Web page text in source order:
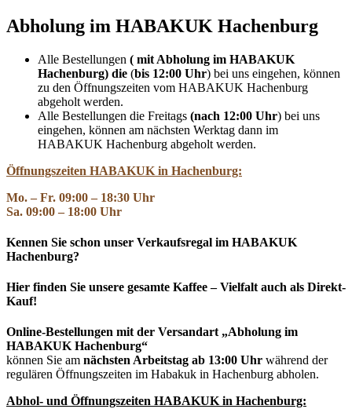
Abholung im HABAKUK Hachenburg
Alle Bestellungen ( mit Abholung im HABAKUK
Hachenburg) die (bis 12:00 Uhr) bei uns eingehen, können
zu den Öffnungszeiten vom HABAKUK Hachenburg
abgeholt werden.
Alle Bestellungen die Freitags (nach 12:00 Uhr) bei uns
eingehen, können am nächsten Werktag dann im
HABAKUK Hachenburg abgeholt werden.
Öffnungszeiten HABAKUK in Hachenburg:
Mo. – Fr. 09:00 – 18:30 Uhr
Sa. 09:00 – 18:00 Uhr
Kennen Sie schon unser Verkaufsregal im HABAKUK
Hachenburg?
Hier finden Sie unsere gesamte Kaffee – Vielfalt auch als Direkt-
Kauf!
Online-Bestellungen mit der Versandart „Abholung im
HABAKUK Hachenburg“
können Sie am nächsten Arbeitstag ab 13:00 Uhr während der
regulären Öffnungszeiten im Habakuk in Hachenburg abholen.
Abhol- und Öffnungszeiten HABAKUK in Hachenburg: